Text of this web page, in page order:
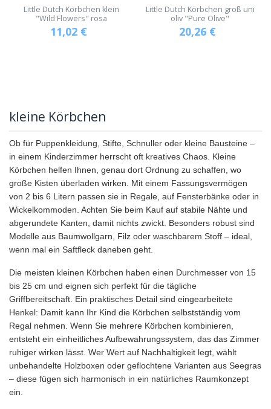
Little Dutch Körbchen klein
"Wild Flowers" rosa
11,02 €
Little Dutch Körbchen groß uni
oliv "Pure Olive"
20,26 €
kleine Körbchen
Ob für Puppenkleidung, Stifte, Schnuller oder kleine Bausteine –
in einem Kinderzimmer herrscht oft kreatives Chaos. Kleine
Körbchen helfen Ihnen, genau dort Ordnung zu schaffen, wo
große Kisten überladen wirken. Mit einem Fassungsvermögen
von 2 bis 6 Litern passen sie in Regale, auf Fensterbänke oder in
Wickelkommoden. Achten Sie beim Kauf auf stabile Nähte und
abgerundete Kanten, damit nichts zwickt. Besonders robust sind
Modelle aus Baumwollgarn, Filz oder waschbarem Stoff – ideal,
wenn mal ein Saftfleck daneben geht.
Die meisten kleinen Körbchen haben einen Durchmesser von 15
bis 25 cm und eignen sich perfekt für die tägliche
Griffbereitschaft. Ein praktisches Detail sind eingearbeitete
Henkel: Damit kann Ihr Kind die Körbchen selbstständig vom
Regal nehmen. Wenn Sie mehrere Körbchen kombinieren,
entsteht ein einheitliches Aufbewahrungssystem, das das Zimmer
ruhiger wirken lässt. Wer Wert auf Nachhaltigkeit legt, wählt
unbehandelte Holzboxen oder geflochtene Varianten aus Seegras
– diese fügen sich harmonisch in ein natürliches Raumkonzept
ein.